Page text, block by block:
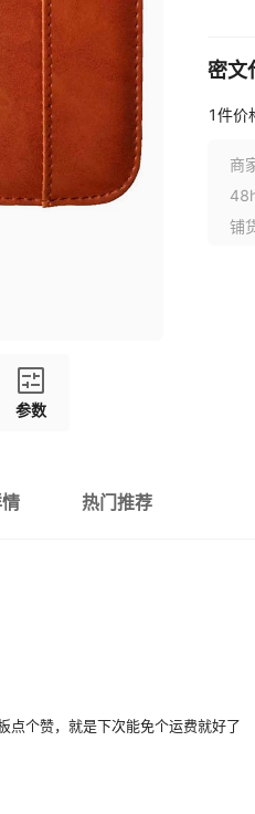
参数
密文
1件价
商
铺
热门推荐
点个赞，就是下次能免个运费就好了